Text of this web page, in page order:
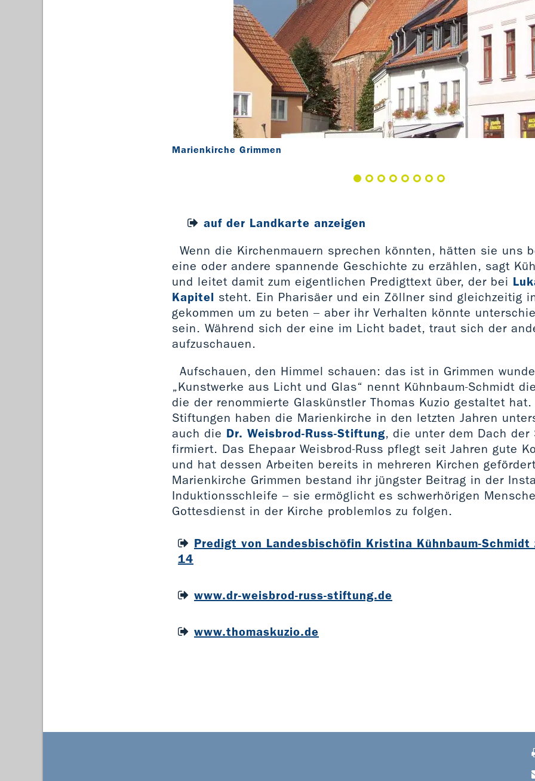
Marienkirche Grimmen
auf der Landkarte anzeigen
Wenn die Kirchenmauern sprechen könnten, hätten sie uns
eine oder andere spannende Geschichte zu erzählen, sagt
und leitet damit zum eigentlichen Predigttext über, der bei
Kapitel steht. Ein Pharisäer und ein Zöllner sind gleichzeitig
gekommen um zu beten – aber ihr Verhalten könnte
sein. Während sich der eine im Licht badet, traut sich der
aufzuschauen.
Aufschauen, den Himmel schauen: das ist in Grimmen
„Kunstwerke aus Licht und Glas“ nennt Kühnbaum-Schmidt
die der renommierte Glaskünstler Thomas Kuzio gestaltet
Stiftungen haben die Marienkirche in den letzten Jahren
auch die Dr. Weisbrod-Russ-Stiftung, die unter dem Dach der
firmiert. Das Ehepaar Weisbrod-Russ pflegt seit Jahren gute
und hat dessen Arbeiten bereits in mehreren Kirchen
Marienkirche Grimmen bestand ihr jüngster Beitrag in der
Induktionsschleife – sie ermöglicht es schwerhörigen
Gottesdienst in der Kirche problemlos zu folgen.
Predigt von Landesbischöfin Kristina Kühnbaum-Schmidt
14
www.dr-weisbrod-russ-stiftung.de
www.thomaskuzio.de